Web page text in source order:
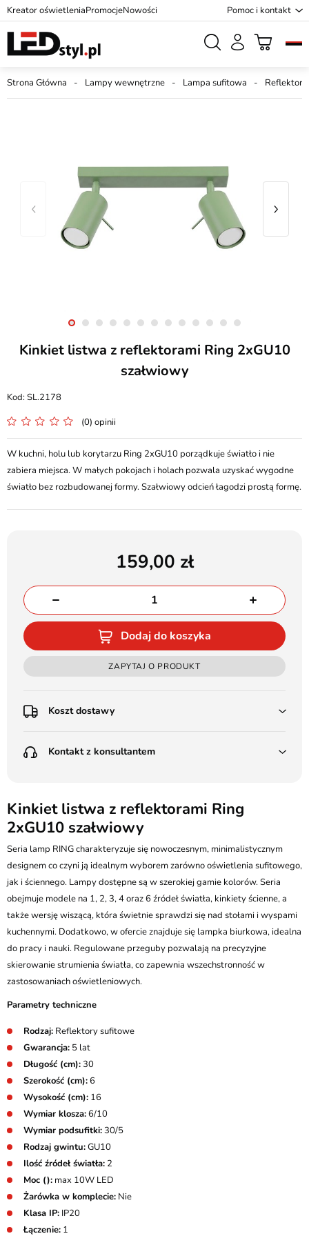
Kreator oświetleniaPromocjeNowości Pomoc i kontakt
Strona Główna Lampy wewnętrzne Lampa sufitowa
Kinkiet listwa z reflektorami Ring 2xGU10
szałwiowy
SL.2178
(0) opinii
W kuchni, holu lub korytarzu Ring 2xGU10 porządkuje światło i nie
zabiera miejsca. W małych pokojach i holach pozwala uzyskać wygodne
światło bez rozbudowanej formy. Szałwiowy odcień łagodzi prostą formę.
159,00
Dodaj do koszyka
ZAPYTAJ O PRODUKT
Koszt dostawy
Poczta Polska Kurier 48H - 11 zł
(od 1000 zł dla gabarytów, nie dotyczy produktów 3m)
Pobranie:
Poczta Polska Kurier 48H - 16 zł
Kurier GLS - 20 zł
Przesyłka Gabarytowa - 35 zł
Kontakt z konsultantem
Batalionów Chłopskich 12, 94-058 Łódź
506 336 320
kontakt@ledstyl.pl
Kinkiet listwa z reflektorami Ring
2xGU10 szałwiowy
Seria lamp RING charakteryzuje się nowoczesnym, minimalistycznym
designem co czyni ją idealnym wyborem zarówno oświetlenia sufitowego,
jak i ściennego. Lampy dostępne są w szerokiej gamie kolorów. Seria
obejmuje modele na 1, 2, 3, 4 oraz 6 źródeł światła, kinkiety ścienne, a
także wersję wiszącą, która świetnie sprawdzi się nad stołami i wyspami
kuchennymi. Dodatkowo, w ofercie znajduje się lampka biurkowa, idealna
do pracy i nauki. Regulowane przeguby pozwalają na precyzyjne
skierowanie strumienia światła, co zapewnia wszechstronność w
zastosowaniach oświetleniowych.
Parametry techniczne
Rodzaj: Reflektory sufitowe
Gwarancja: 5 lat
Długość (cm):30
Szerokość (cm):6
Wysokość (cm): 16
Wymiar klosza:6/10
Wymiar podsufitki:30/5
Rodzaj gwintu:GU10
Ilość źródeł światła: 2
Moc (): max 10W LED
Żarówka w komplecie: Nie
Klasa IP: IP20
Łączenie: 1